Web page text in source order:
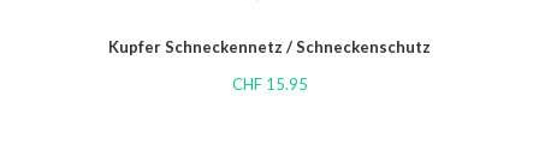
Kupfer Schneckennetz / Schneckenschutz
CHF15.95